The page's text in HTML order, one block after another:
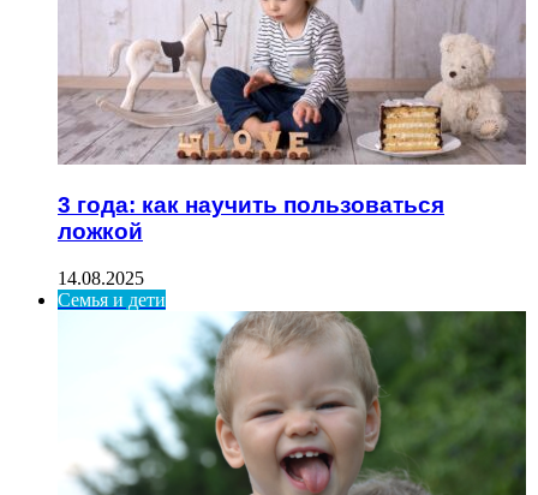
3 года: как научить пользоваться
ложкой
14.08.2025
Семья и дети